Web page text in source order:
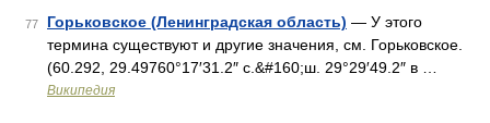
77 Горьковское (Ленинградская область) — У этого
термина существуют и другие значения, см. Горьковское.
(60.292, 29.49760°17′31.2″ с.&#160;ш. 29°29′49.2″ в …
Википедия